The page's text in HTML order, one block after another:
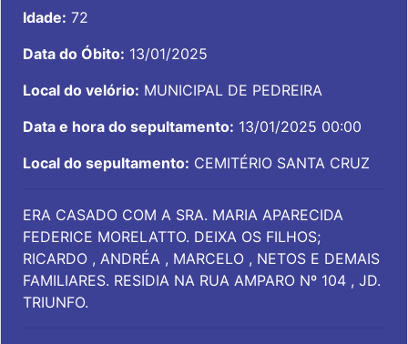
Idade: 72
Data do Óbito: 13/01/2025
Local do velório: MUNICIPAL DE PEDREIRA
Data e hora do sepultamento: 13/01/2025 00:00
Local do sepultamento: CEMITÉRIO SANTA CRUZ
ERA CASADO COM A SRA. MARIA APARECIDA
FEDERICE MORELATTO. DEIXA OS FILHOS;
RICARDO , ANDRÉA , MARCELO , NETOS E DEMAIS
FAMILIARES. RESIDIA NA RUA AMPARO Nº 104 , JD.
TRIUNFO.